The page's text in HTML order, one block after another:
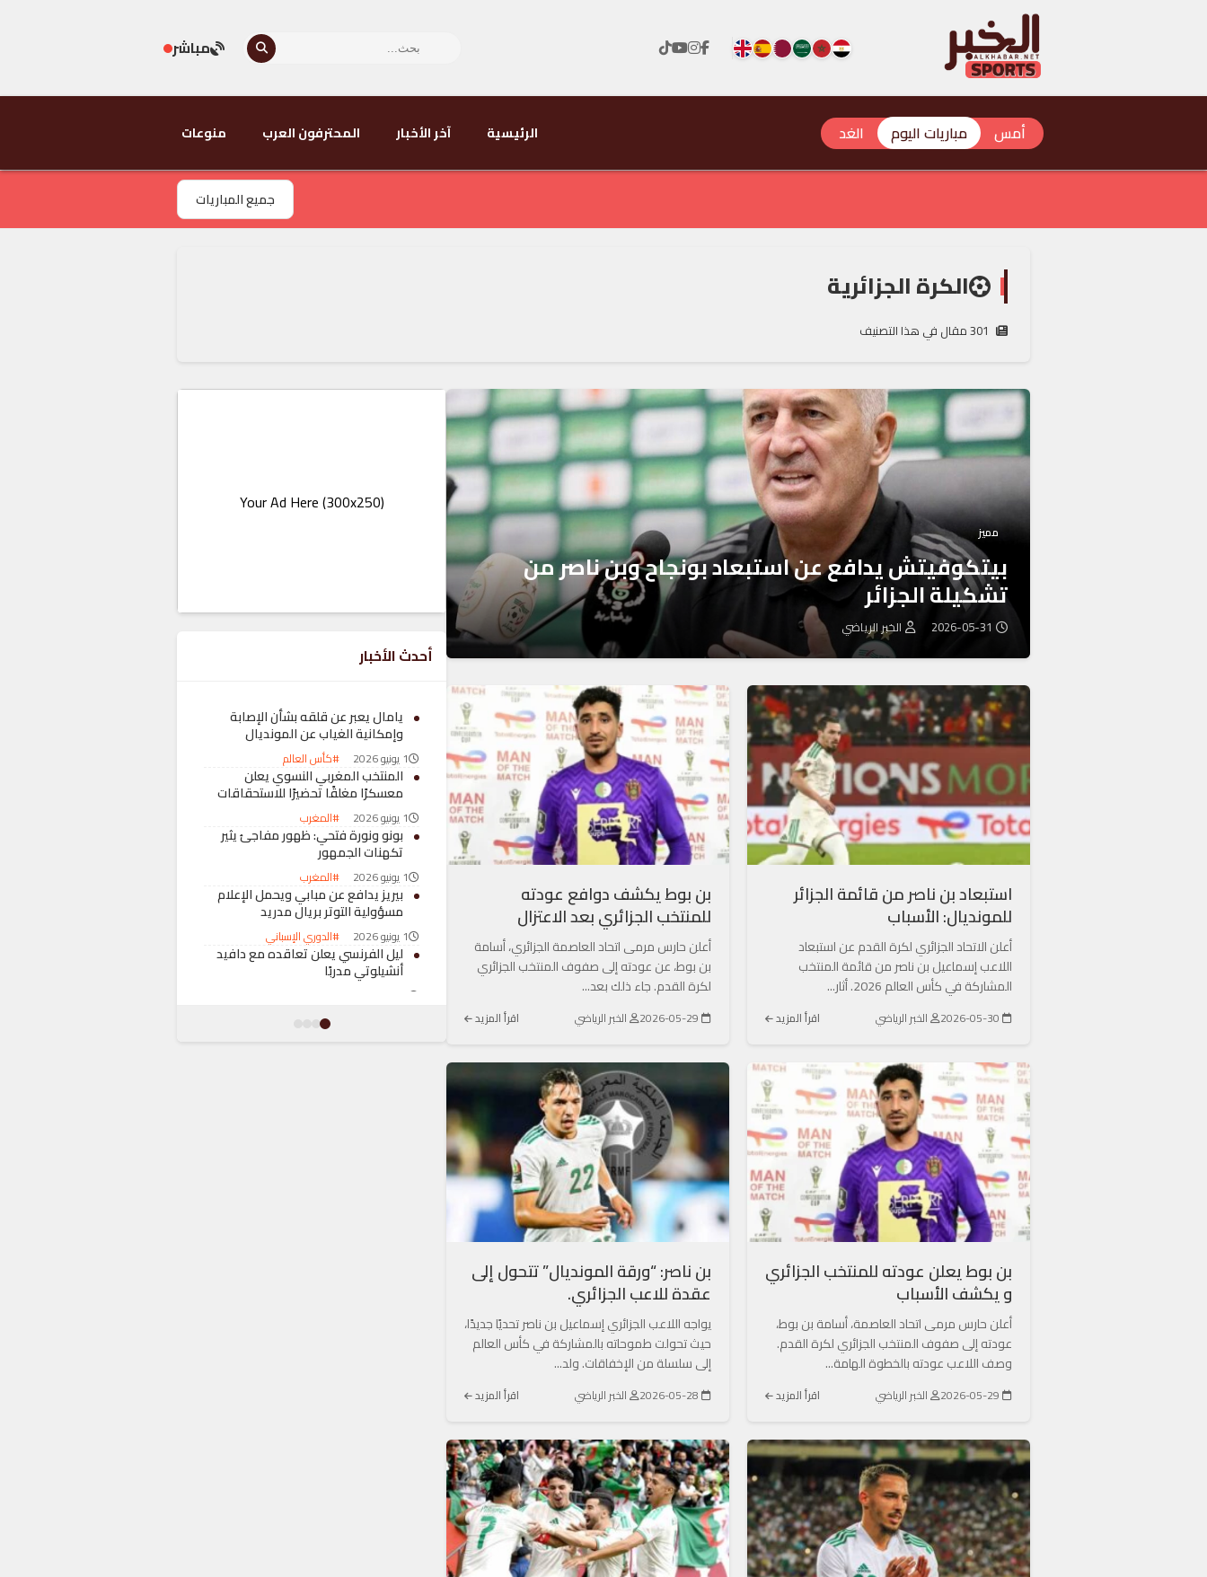
مباشر
أمس مباريات اليوم الغد الرئيسية آخر الأخبار المحترفون العرب منوعات
جميع المباريات
الكرة الجزائرية
مميز
بيتكوفيتش يدافع عن استبعاد بونجاح وبن ناصر من
تشكيلة الجزائر
2026-05-31 الخبر الرياضي
استبعاد بن ناصر من قائمة الجزائر
للمونديال: الأسباب
أعلن الاتحاد الجزائري لكرة القدم عن استبعاد
اللاعب إسماعيل بن ناصر من قائمة المنتخب
المشاركة في كأس العالم 2026. أثار...
الخبر الرياضي اقرأ المزيد
بن بوط يكشف دوافع عودته
للمنتخب الجزائري بعد الاعتزال
أعلن حارس مرمى اتحاد العاصمة الجزائري، أسامة
بن بوط، عن عودته إلى صفوف المنتخب الجزائري
لكرة القدم. جاء ذلك بعد...
الخبر الرياضي اقرأ المزيد
بن بوط يعلن عودته للمنتخب الجزائري
و يكشف الأسباب
أعلن حارس مرمى اتحاد العاصمة، أسامة بن بوط،
عودته إلى صفوف المنتخب الجزائري لكرة القدم.
وصف اللاعب عودته بالخطوة الهامة...
الخبر الرياضي اقرأ المزيد
بن ناصر: “ورقة المونديال” تتحول إلى
عقدة للاعب الجزائري.
يواجه اللاعب الجزائري إسماعيل بن ناصر تحديًا جديدًا،
حيث تحولت طموحاته بالمشاركة في كأس العالم
إلى سلسلة من الإخفاقات. ولد...
الخبر الرياضي اقرأ المزيد
Your Ad Here (300x250)
أحدث الأخبار
يامال يعبر عن قلقه بشأن الإصابة
وإمكانية الغياب عن المونديال
1 يونيو 2026 #كأس العالم
المنتخب المغربي النسوي يعلن
معسكرًا مغلقًا تحضيرًا للاستحقاقات
1 يونيو 2026 #المغرب
بونو ونورة فتحي: ظهور مفاجئ يثير
تكهنات الجمهور
1 يونيو 2026 #المغرب
بيريز يدافع عن مبابي ويحمل الإعلام
مسؤولية التوتر بريال مدريد
1 يونيو 2026 #الدوري الإسباني
ليل الفرنسي يعلن تعاقده مع دافيد
أنشيلوتي مدربًا